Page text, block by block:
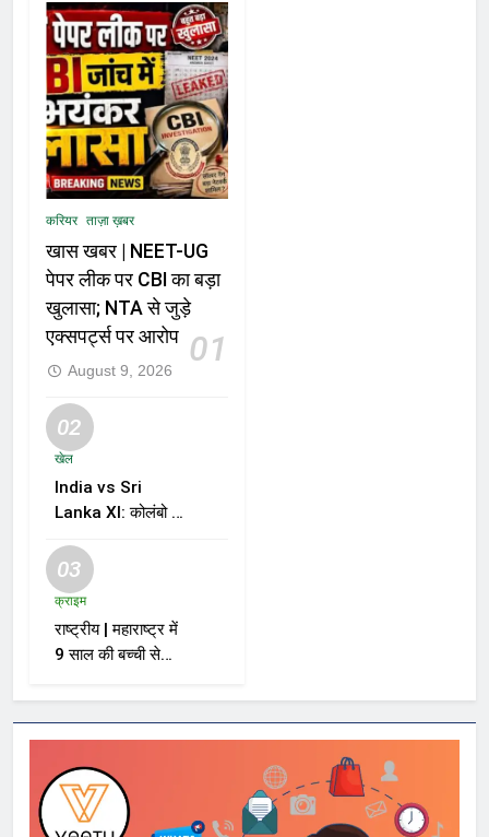
करियर ताज़ा ख़बर
खास खबर | NEET-UG
पेपर लीक पर CBI का बड़ा
खुलासा; NTA से जुड़े
एक्सपर्ट्स पर आरोप 01
August 9, 2026
02
खेल
India vs Sri
Lanka XI: कोलंबो में
से रुका, दोबारा शुरू होने
के बाद Padikkal का
शानदार शतक
03
क्राइम
राष्ट्रीय | महाराष्ट्र में
9 साल की बच्ची से
मामले में आरोपी को मौत
की सजा